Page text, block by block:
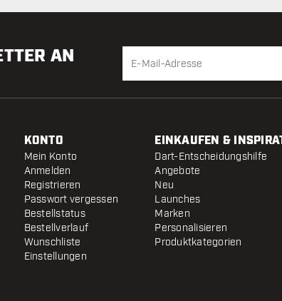
AN
KONTO
Mein Konto
Anmelden
Registrieren
Passwort vergessen
Bestellstatus
Bestellverlauf
Wunschliste
Einstellungen
EINKAUFEN &
Dart-Entscheidungshilfe
Angebote
Neu
Launches
Marken
Personalisieren
Produktkategorien